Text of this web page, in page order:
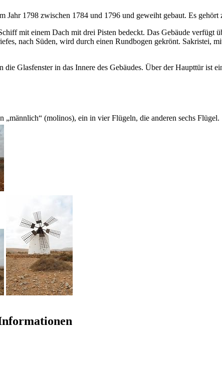
1798 zwischen 1784 und 1796 und geweiht gebaut. Es gehört
mit einem Dach mit drei Pisten bedeckt. Das Gebäude
nach Süden, wird durch einen Rundbogen gekrönt. Sakristei,
Glasfenster in das Innere des Gebäudes. Über der Haupttür ist
„männlich“ (molinos), ein in vier Flügeln, die anderen sechs Flügel.